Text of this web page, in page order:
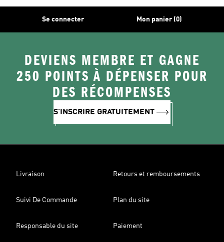
Se connecter Mon panier (0)
DEVIENS MEMBRE ET GAGNE
250 POINTS À DÉPENSER POUR
DES RÉCOMPENSES
S'INSCRIRE GRATUITEMENT
Livraison Retours et remboursements
Suivi De Commande Plan du site
Responsable du site Paiement